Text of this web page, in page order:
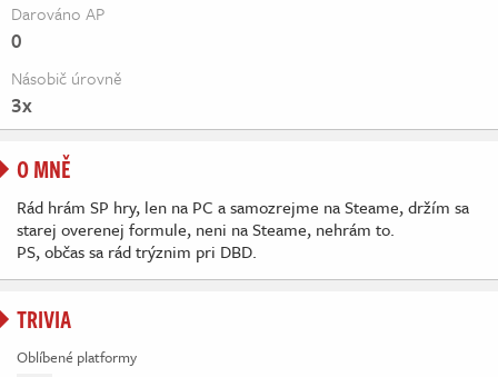
Darováno AP
0
Násobič úrovně
3x
O MNĚ
Rád hrám SP hry, len na PC a samozrejme na Steame, držím sa
starej overenej formule, neni na Steame, nehrám to.
PS, občas sa rád trýznim pri DBD.
TRIVIA
Oblíbené platformy